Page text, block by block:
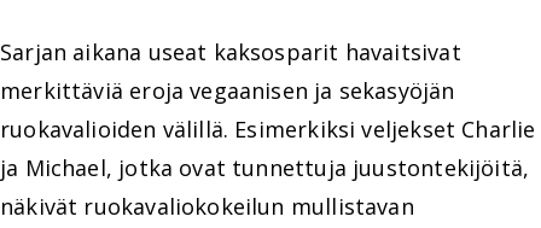
Sarjan aikana useat kaksosparit havaitsivat
merkittäviä eroja vegaanisen ja sekasyöjän
ruokavalioiden välillä. Esimerkiksi veljekset Charlie
ja Michael, jotka ovat tunnettuja juustontekijöitä,
näkivät ruokavaliokokeilun mullistavan